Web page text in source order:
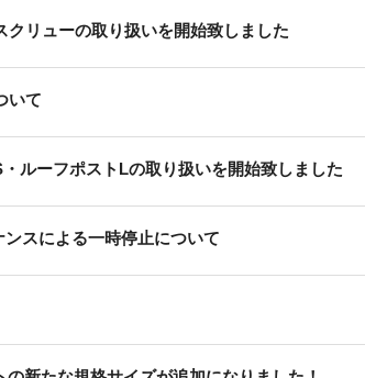
クリューの取り扱いを開始致しました
いて
・ルーフポストLの取り扱いを開始致しました
ンスによる一時停止について